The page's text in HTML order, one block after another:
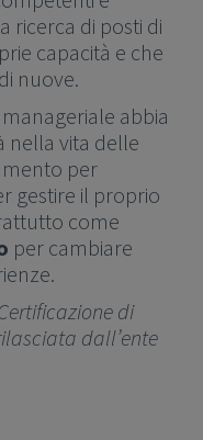
ricerca di posti di
capacità e che
nuove.
abbia
nella vita delle
per
gestire il proprio
come
per cambiare
di
dall’ente